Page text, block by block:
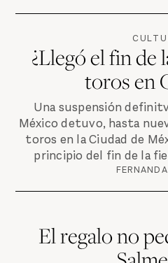
¿Llegó el fin de
toros en
Una suspensión
México detuvo, hasta
toros en la Ciudad de
principio del fin de la
El regalo no